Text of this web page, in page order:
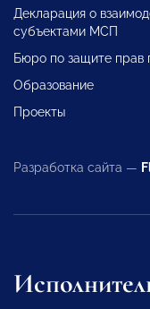
Декларация о
субъектами МСП
Бюро по защите прав
Образование
Проекты
Разработка сайта —